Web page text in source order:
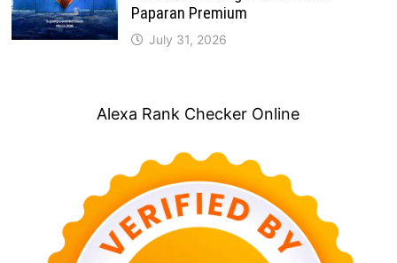
Paparan Premium
July 31, 2026
Alexa Rank Checker Online